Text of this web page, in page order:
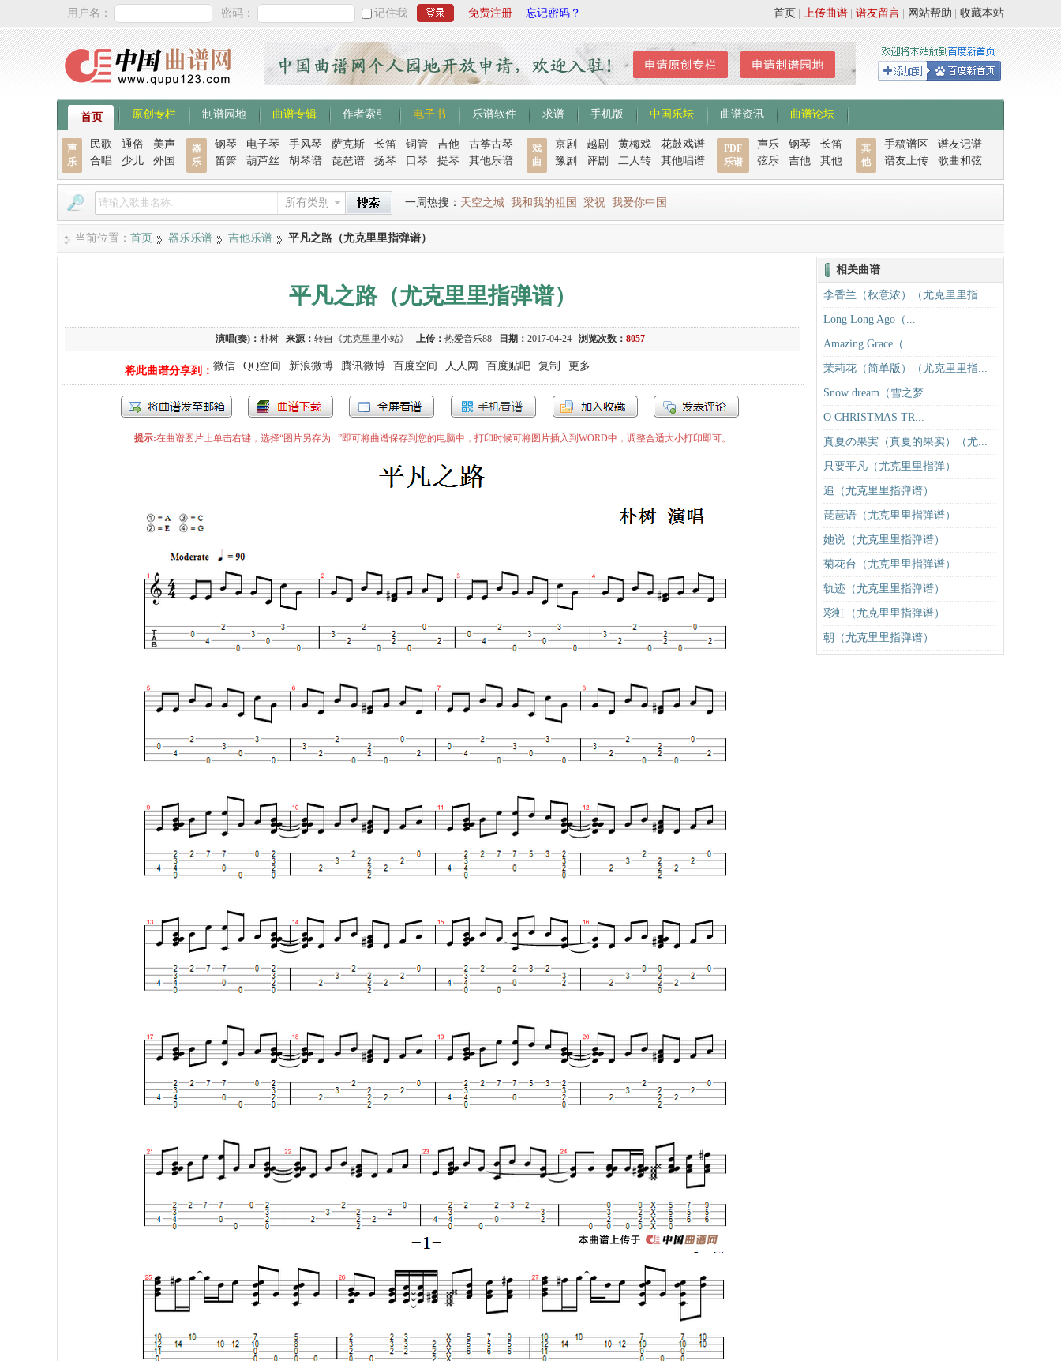
用户名： 密码： 记住我 免费注册 忘记密码？ 收藏本站
网站帮助
谱友留言
上传曲谱
首页
首页 原创专栏 制谱园地 曲谱专辑 作者索引 电子书 乐谱软件 求谱 手机版 中国乐坛 曲谱资讯 曲谱论坛
声
乐
民歌 通俗
美声
合唱
少儿 外国
器
乐
钢琴 电子琴 手风琴 萨克斯 长笛 铜管 吉他
古筝古琴
笛箫
葫芦丝 胡琴谱 琵琶谱 扬琴 口琴 提琴 其他乐谱
戏
曲
京剧 越剧 黄梅戏
花鼓戏谱
豫剧
评剧 二人转 其他唱谱
PDF
乐谱
声乐 钢琴
长笛
弦乐
吉他 其他
其
他
手稿谱区
谱友记谱
谱友上传
歌曲和弦
所有类别 一周热搜： 天空之城 我和我的祖国 梁祝 我爱你中国
当前位置： 首页 器乐乐谱 吉他乐谱 平凡之路（尤克里里指弹谱）
平凡之路（尤克里里指弹谱）
演唱(奏)： 朴树 来源： 转自《尤克里里小站》 上传： 热爱音乐88 日期： 2017-04-24 浏览次数： 8057
将此曲谱分享到： 微信 QQ空间 新浪微博 腾讯微博 百度空间 人人网 百度贴吧 复制 更多
提示:在曲谱图片上单击右键，选择“图片另存为...”即可将曲谱保存到您的电脑中，打印时候可将图片插入到WORD中，调整合适大小打印即可。
相关曲谱
李香兰（秋意浓）（尤克里里指...
Long Long Ago（...
Amazing Grace（...
茉莉花（简单版）（尤克里里指...
Snow dream（雪之梦...
O CHRISTMAS TR...
真夏の果実（真夏的果实）（尤...
只要平凡（尤克里里指弹）
追（尤克里里指弹谱）
琵琶语（尤克里里指弹谱）
她说（尤克里里指弹谱）
菊花台（尤克里里指弹谱）
轨迹（尤克里里指弹谱）
彩虹（尤克里里指弹谱）
朝（尤克里里指弹谱）